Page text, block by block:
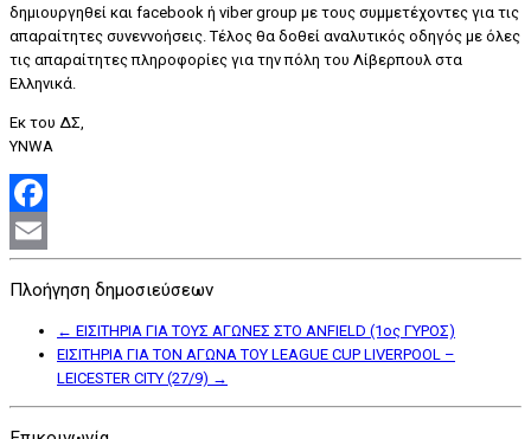
δημιουργηθεί και facebook ή viber group με τους συμμετέχοντες για τις
απαραίτητες συνεννοήσεις. Τέλος θα δοθεί αναλυτικός οδηγός με όλες
τις απαραίτητες πληροφορίες για την πόλη του Λίβερπουλ στα
Ελληνικά.
Εκ του ΔΣ,
YNWA
Facebook
Πλοήγηση δημοσιεύσεων
← ΕΙΣΙΤΗΡΙΑ ΓΙΑ ΤΟΥΣ ΑΓΩΝΕΣ ΣΤΟ ANFIELD (1ος ΓΥΡΟΣ)
ΕΙΣΙΤΗΡΙΑ ΓΙΑ ΤΟΝ ΑΓΩΝΑ ΤΟΥ LEAGUE CUP LIVERPOOL –
LEICESTER CITY (27/9) →